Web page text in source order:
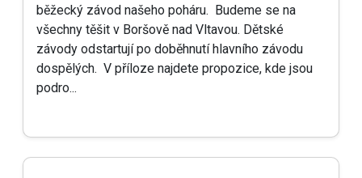
běžecký závod našeho poháru. Budeme se na
všechny těšit v Boršově nad Vltavou. Dětské
závody odstartují po doběhnutí hlavního závodu
dospělých. V příloze najdete propozice, kde jsou
podro...